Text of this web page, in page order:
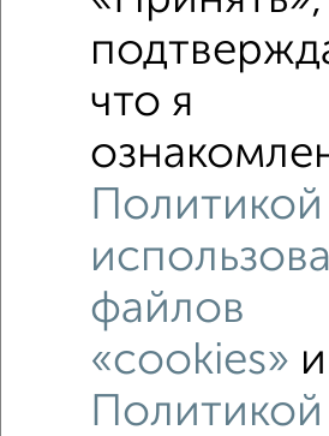
что я
Политикой
файлов
«cookies» и